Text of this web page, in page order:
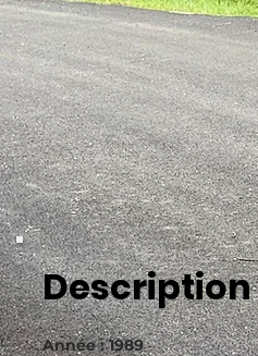
Année : 1989
Description